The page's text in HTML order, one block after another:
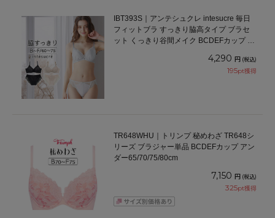
IBT393S｜アンテシュクレ intesucre 毎日
フィットブラ すっきり脇高タイプ ブラセ
ット くっきり谷間メイク BCDEFカップ ア
4,290 円 (税込)
195pt獲得
TR648WHU｜トリンプ 秘めわざ TR648シ
リーズ ブラジャー単品 BCDEFカップ アン
ダー65/70/75/80cm
7,150 円 (税込)
325pt獲得